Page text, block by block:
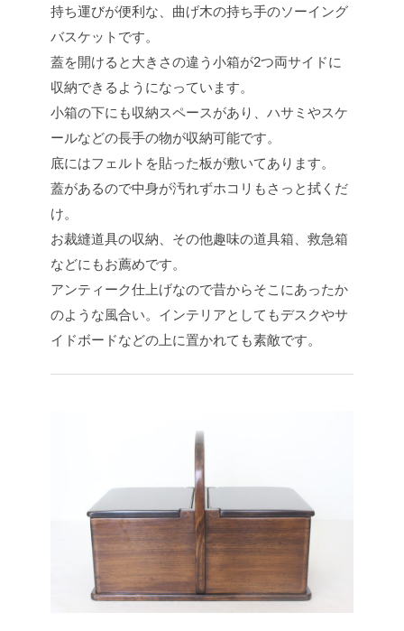
持ち運びが便利な、曲げ木の持ち手のソーイング
バスケットです。
蓋を開けると大きさの違う小箱が2つ両サイドに
収納できるようになっています。
小箱の下にも収納スペースがあり、ハサミやスケ
ールなどの長手の物が収納可能です。
底にはフェルトを貼った板が敷いてあります。
蓋があるので中身が汚れずホコリもさっと拭くだ
け。
お裁縫道具の収納、その他趣味の道具箱、救急箱
などにもお薦めです。
アンティーク仕上げなので昔からそこにあったか
のような風合い。インテリアとしてもデスクやサ
イドボードなどの上に置かれても素敵です。